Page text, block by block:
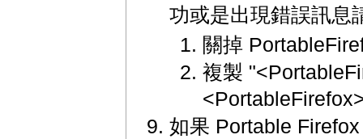
功或是出現錯誤訊息
關掉
複製
如果 Portable